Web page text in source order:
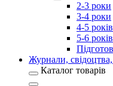
2-3 роки
3-4 роки
4-5 років
5-6 років
Журнали,
Каталог товарів